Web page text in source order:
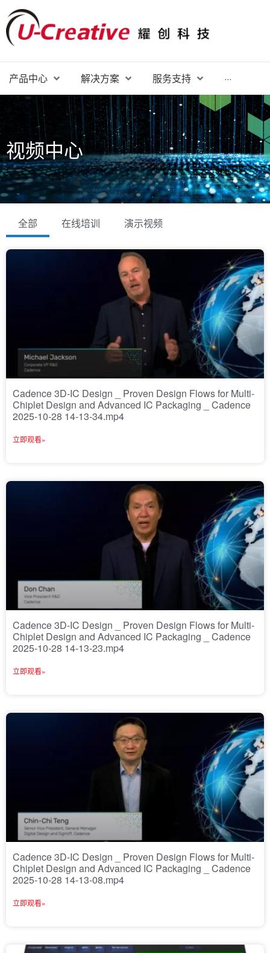
产品中心 解决方案 服务支持 ···
视频中心
全部 在线培训 演示视频
Cadence 3D-IC Design _ Proven Design Flows for Multi-
Chiplet Design and Advanced IC Packaging _ Cadence
2025-10-28 14-13-34.mp4
立即观看»
Cadence 3D-IC Design _ Proven Design Flows for Multi-
Chiplet Design and Advanced IC Packaging _ Cadence
2025-10-28 14-13-23.mp4
立即观看»
Cadence 3D-IC Design _ Proven Design Flows for Multi-
Chiplet Design and Advanced IC Packaging _ Cadence
2025-10-28 14-13-08.mp4
立即观看»